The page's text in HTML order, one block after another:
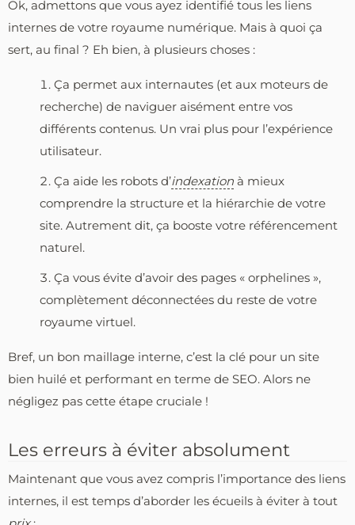
Ok, admettons que vous ayez identifié tous les liens
internes de votre royaume numérique. Mais à quoi ça
sert, au final ? Eh bien, à plusieurs choses :
Ça permet aux internautes (et aux moteurs de
recherche) de naviguer aisément entre vos
différents contenus. Un vrai plus pour l’expérience
utilisateur.
Ça aide les robots d’indexation à mieux
comprendre la structure et la hiérarchie de votre
site. Autrement dit, ça booste votre référencement
naturel.
Ça vous évite d’avoir des pages « orphelines »,
complètement déconnectées du reste de votre
royaume virtuel.
Bref, un bon maillage interne, c’est la clé pour un site
bien huilé et performant en terme de SEO. Alors ne
négligez pas cette étape cruciale !
Les erreurs à éviter absolument
Maintenant que vous avez compris l’importance des liens
internes, il est temps d’aborder les écueils à éviter à tout